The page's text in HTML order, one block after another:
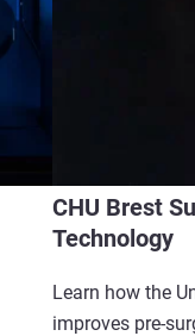
CHU Brest
Technology
Learn how the
improves pre-